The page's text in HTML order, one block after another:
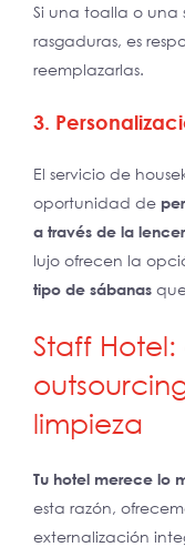
Si una toalla o
rasgaduras, es
reemplazarlas.
3.
El servicio de
oportunidad de
a través de la
lujo ofrecen la
tipo de sábanas
Staff
limpieza
Tu hotel merece lo
esta razón,
externalización